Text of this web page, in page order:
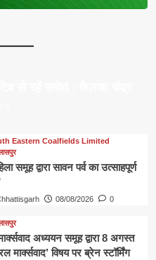
Eastern Coalfields Limited
समूह द्वारा सावन पर्व का उत्साहपूर्ण
08/08/2026 0
अध्ययन समूह द्वारा 8 अगस्त
मार्क्सवाद’ विषय पर ब्रेन स्टॉर्मिंग